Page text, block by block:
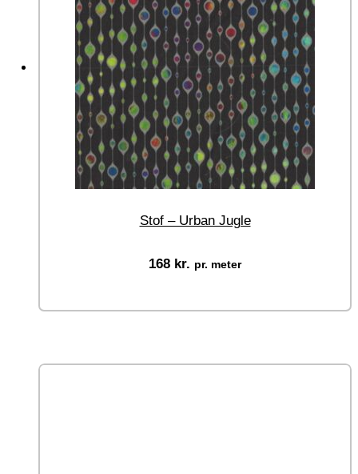
Stof – Urban Jugle
168 kr. pr. meter